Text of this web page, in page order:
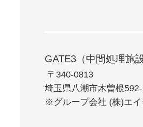
GATE3（中間処理施設
⁩ 〒340-0813
埼玉県八潮市木曽根
※グループ会社 (株)エ